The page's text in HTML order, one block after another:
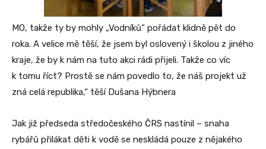
MO, takže ty by mohly „Vodníků“ pořádat klidně pět do
roka. A velice mě těší, že jsem byl oslovený i školou z jiného
kraje, že by k nám na tuto akci rádi přijeli. Takže co víc
k tomu říct? Prostě se nám povedlo to, že náš projekt už
zná celá republika,“ těší Dušana Hýbnera
Jak již předseda středočeského ČRS nastínil – snaha
rybářů přilákat děti k vodě se neskládá pouze z nějakého